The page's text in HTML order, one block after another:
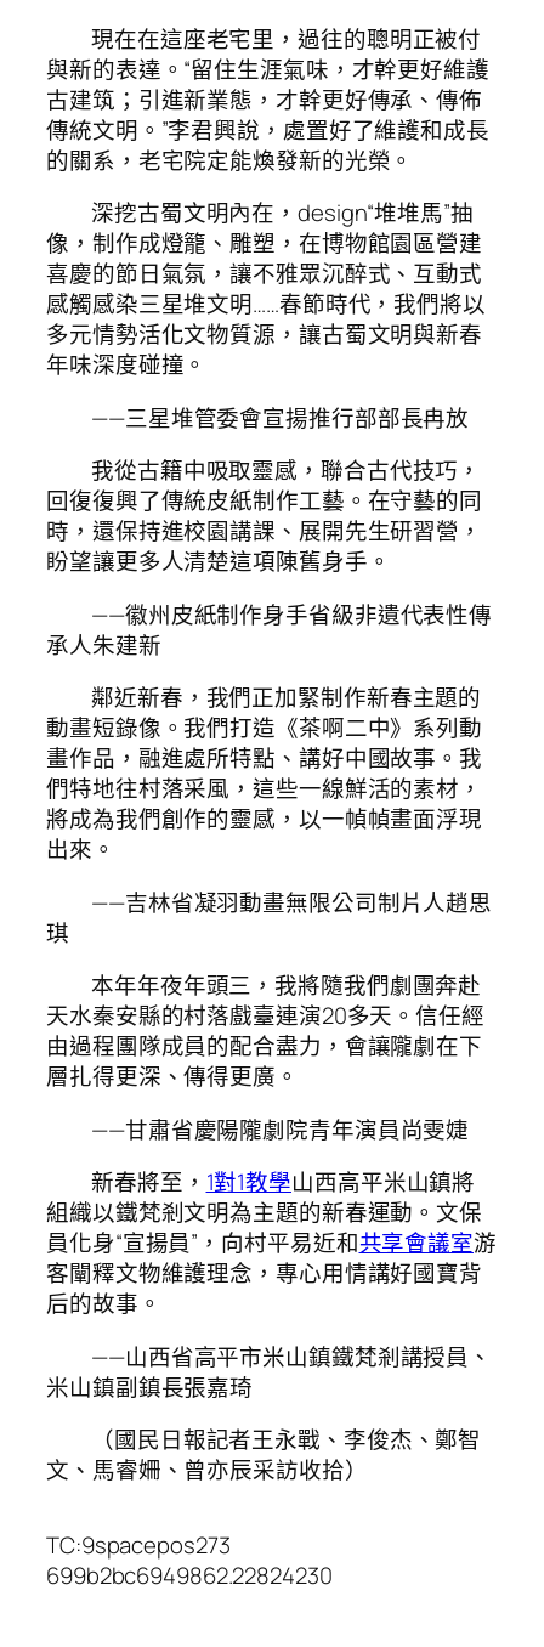
現在在這座老宅里，過往的聰明正被付
與新的表達。“留住生涯氣味，才幹更好維護
古建筑；引進新業態，才幹更好傳承、傳佈
傳統文明。”李君興說，處置好了維護和成長
的關系，老宅院定能煥發新的光榮。
深挖古蜀文明內在，design“堆堆馬”抽
像，制作成燈籠、雕塑，在博物館園區營建
喜慶的節日氣氛，讓不雅眾沉醉式、互動式
感觸感染三星堆文明……春節時代，我們將以
多元情勢活化文物質源，讓古蜀文明與新春
年味深度碰撞。
——三星堆管委會宣揚推行部部長冉放
我從古籍中吸取靈感，聯合古代技巧，
回復復興了傳統皮紙制作工藝。在守藝的同
時，還保持進校園講課、展開先生研習營，
盼望讓更多人清楚這項陳舊身手。
——徽州皮紙制作身手省級非遺代表性傳
承人朱建新
鄰近新春，我們正加緊制作新春主題的
動畫短錄像。我們打造《茶啊二中》系列動
畫作品，融進處所特點、講好中國故事。我
們特地往村落采風，這些一線鮮活的素材，
將成為我們創作的靈感，以一幀幀畫面浮現
出來。
——吉林省凝羽動畫無限公司制片人趙思
琪
本年年夜年頭三，我將隨我們劇團奔赴
天水秦安縣的村落戲臺連演20多天。信任經
由過程團隊成員的配合盡力，會讓隴劇在下
層扎得更深、傳得更廣。
——甘肅省慶陽隴劇院青年演員尚雯婕
新春將至， 1對1教學山西高平米山鎮將
組織以鐵梵剎文明為主題的新春運動。文保
員化身“宣揚員”，向村平易近和共享會議室游
客闡釋文物維護理念，專心用情講好國寶背
后的故事。
——山西省高平市米山鎮鐵梵剎講授員、
米山鎮副鎮長張嘉琦
（國民日報記者王永戰、李俊杰、鄭智
文、馬睿姍、曾亦辰采訪收拾）
TC:9spacepos273
699b2bc6949862.22824230